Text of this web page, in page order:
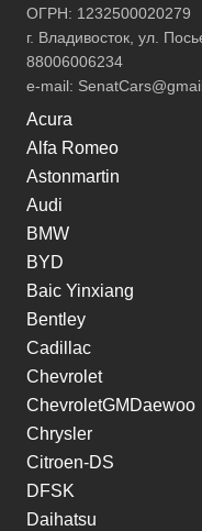
ОГРН: 1232500020279
г. Владивосток, ул.
88006006234
e-mail:
Acura
Alfa Romeo
Astonmartin
Audi
BMW
BYD
Baic Yinxiang
Bentley
Cadillac
Chevrolet
ChevroletGMDaewoo
Chrysler
Citroen-DS
DFSK
Daihatsu